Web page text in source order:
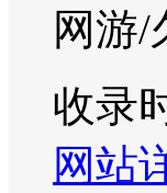
网游/
收录
网站